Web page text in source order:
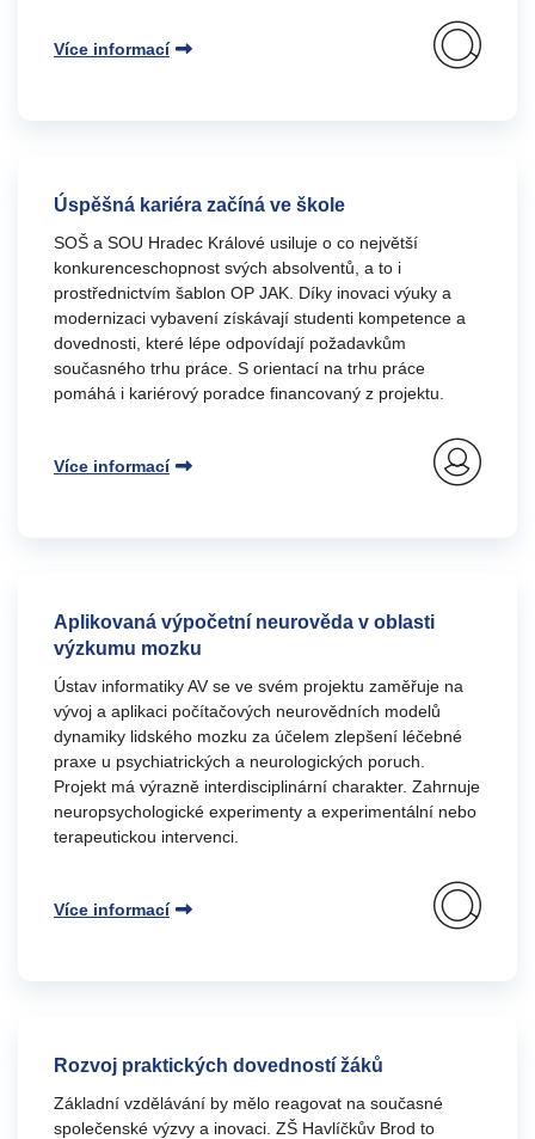
Více informací
Úspěšná kariéra začíná ve škole
SOŠ a SOU Hradec Králové usiluje o co největší
konkurenceschopnost svých absolventů, a to i
prostřednictvím šablon OP JAK. Díky inovaci výuky a
modernizaci vybavení získávají studenti kompetence a
dovednosti, které lépe odpovídají požadavkům
současného trhu práce. S orientací na trhu práce
pomáhá i kariérový poradce financovaný z projektu.
Více informací
Aplikovaná výpočetní neurověda v oblasti
výzkumu mozku
Ústav informatiky AV se ve svém projektu zaměřuje na
vývoj a aplikaci počítačových neurovědních modelů
dynamiky lidského mozku za účelem zlepšení léčebné
praxe u psychiatrických a neurologických poruch.
Projekt má výrazně interdisciplinární charakter. Zahrnuje
neuropsychologické experimenty a experimentální nebo
terapeutickou intervenci.
Více informací
Rozvoj praktických dovedností žáků
Základní vzdělávání by mělo reagovat na současné
společenské výzvy a inovaci. ZŠ Havlíčkův Brod to